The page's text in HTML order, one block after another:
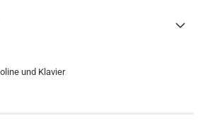
und Klavier